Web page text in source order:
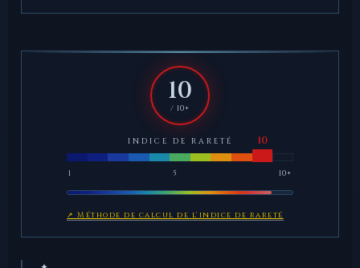
10
/ 10+
INDICE DE RARETÉ
1 5 10+
↗ Méthode de calcul de l'indice de rareté